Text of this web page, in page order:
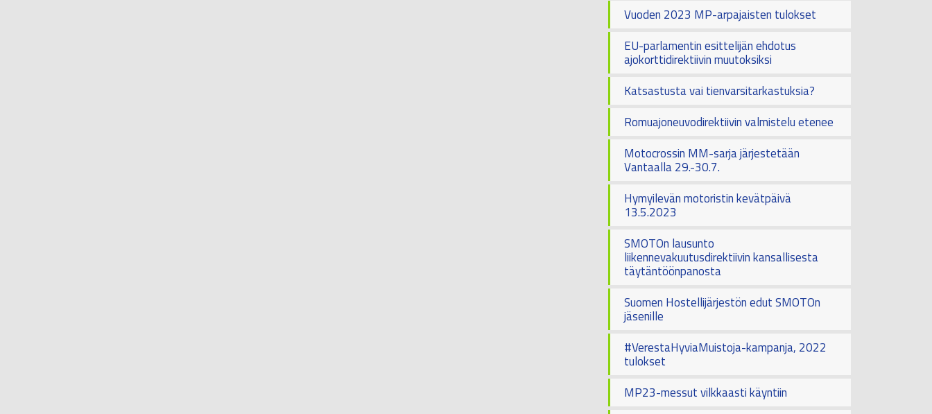
Vuoden 2023 MP-arpajaisten tulokset
EU-parlamentin esittelijän ehdotus
ajokorttidirektiivin muutoksiksi
Katsastusta vai tienvarsitarkastuksia?
Romuajoneuvodirektiivin valmistelu etenee
Motocrossin MM-sarja järjestetään
Vantaalla 29.-30.7.
Hymyilevän motoristin kevätpäivä
13.5.2023
SMOTOn lausunto
liikennevakuutusdirektiivin kansallisesta
täytäntöönpanosta
Suomen Hostellijärjestön edut SMOTOn
jäsenille
#VerestaHyviaMuistoja-kampanja, 2022
tulokset
MP23-messut vilkkaasti käyntiin